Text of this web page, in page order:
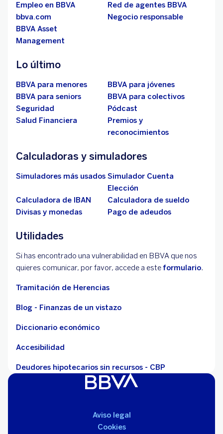
Empleo en BBVA
Red de agentes BBVA
bbva.com
Negocio responsable
BBVA Asset
Management
Lo último
BBVA para menores
BBVA para jóvenes
BBVA para seniors
BBVA para colectivos
Seguridad
Pódcast
Salud Financiera
Premios y
reconocimientos
Calculadoras y simuladores
Simuladores más usados Simulador Cuenta
Elección
Calculadora de IBAN
Calculadora de sueldo
Divisas y monedas
Pago de adeudos
Utilidades
Si has encontrado una vulnerabilidad en BBVA que nos
quieres comunicar, por favor, accede a este formulario.
Tramitación de Herencias
Blog - Finanzas de un vistazo
Diccionario económico
Accesibilidad
Deudores hipotecarios sin recursos - CBP
Aviso legal
Cookies